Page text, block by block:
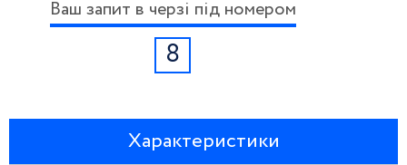
Ваш запит в черзі під номером
8
Характеристики